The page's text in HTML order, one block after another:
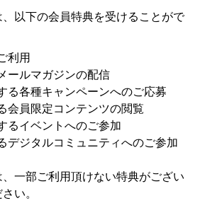
以下の会員特典を受けることがで
利用
ールマガジンの配信
る各種キャンペーンへのご応募
会員限定コンテンツの閲覧
るイベントへのご参加
デジタルコミュニティへのご参加
一部ご利用頂けない特典がござい
い。